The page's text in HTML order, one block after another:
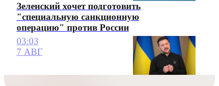
Зеленский хочет подготовить
"специальную санкционную
операцию" против России
03:03
7 АВГ